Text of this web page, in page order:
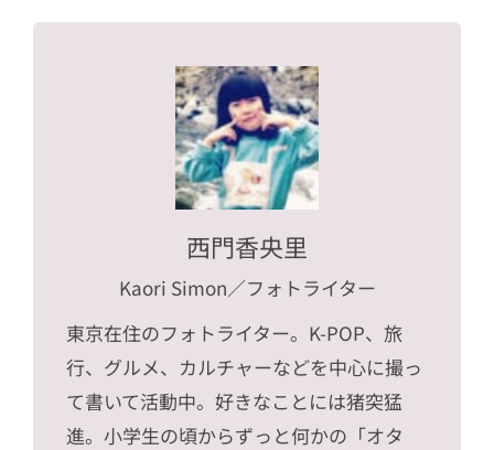
西門香央里
Kaori Simon／フォトライター
東京在住のフォトライター。K-POP、旅
行、グルメ、カルチャーなどを中心に撮っ
て書いて活動中。好きなことには猪突猛
進。小学生の頃からずっと何かの「オタ